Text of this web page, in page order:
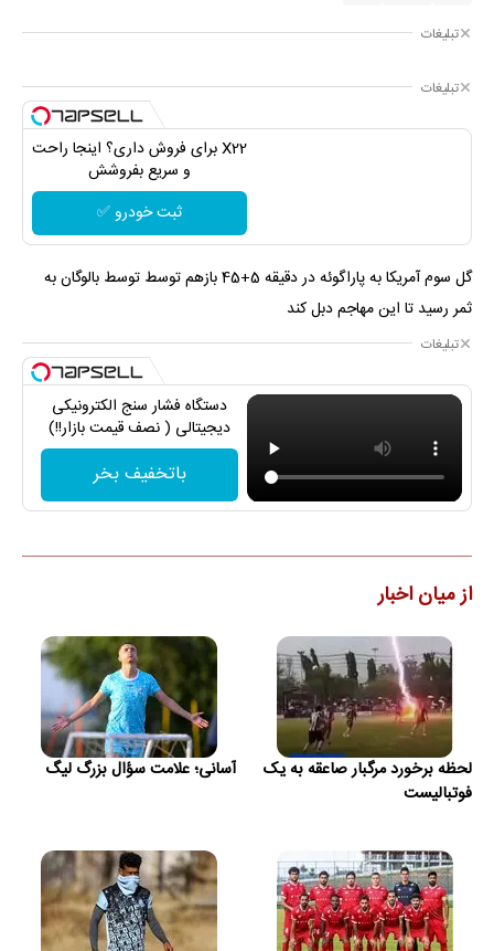
تبلیغات
تبلیغات
X22 برای فروش داری؟ اینجا راحت
و سریع بفروشش
ثبت خودرو ✅
گل سوم آمریکا به پاراگوئه در دقیقه 5+45 بازهم توسط توسط بالوگان به
ثمر رسید تا این مهاجم دبل کند
تبلیغات
دستگاه فشار سنج الکترونیکی
دیجیتالی ( نصف قیمت بازار!!)
باتخفیف بخر
از میان اخبار
لحظه برخورد مرگبار صاعقه به یک
فوتبالیست
آسانی؛ علامت سؤال بزرگ لیگ